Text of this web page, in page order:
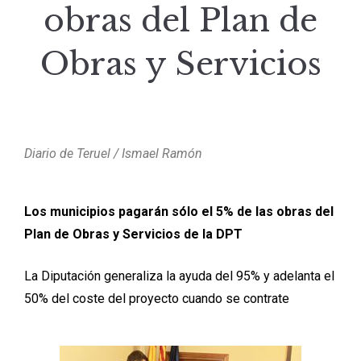
obras del Plan de
Obras y Servicios
Diario de Teruel / Ismael Ramón
Los municipios pagarán sólo el 5% de las obras del
Plan de Obras y Servicios de la DPT
La Diputación generaliza la ayuda del 95% y adelanta el
50% del coste del proyecto cuando se contrate